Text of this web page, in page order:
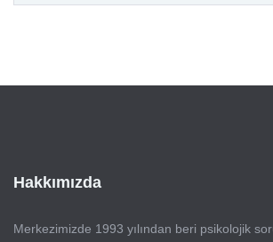
Hakkımızda
Merkezimizde 1993 yılından beri psikolojik